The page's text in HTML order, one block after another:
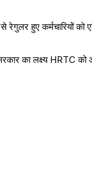
हुए कर्मचारियों को
का लक्ष्य HRTC